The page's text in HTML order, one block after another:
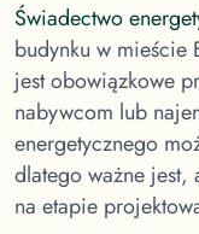
Świadectwo
budynku w mieście
jest obowiązkowe
nabywcom lub
energetycznego
dlatego ważne
na etapie